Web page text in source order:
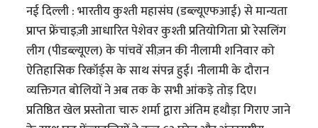
नई दिल्ली : भारतीय कुश्ती महासंघ (डब्ल्यूएफआई) से मान्यता
प्राप्त फ्रेंचाइज़ी आधारित पेशेवर कुश्ती प्रतियोगिता प्रो रेसलिंग
लीग (पीडब्ल्यूएल) के पांचवें सीज़न की नीलामी शनिवार को
ऐतिहासिक रिकॉर्ड्स के साथ संपन्न हुई। नीलामी के दौरान
व्यक्तिगत बोलियों ने अब तक के सभी आंकड़े तोड़ दिए।
प्रतिष्ठित खेल प्रस्तोता चारु शर्मा द्वारा अंतिम हथौड़ा गिराए जाने